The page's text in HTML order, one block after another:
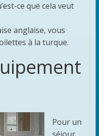
ce que cela veut
anglaise, vous
à la turque.
Pour un